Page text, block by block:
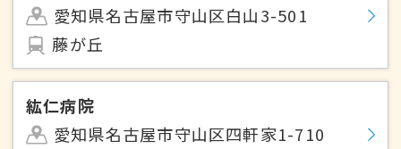
愛知県名古屋市守山区白山3-501
藤が丘
紘仁病院
愛知県名古屋市守山区四軒家1-710